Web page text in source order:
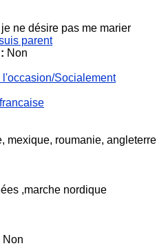
je ne désire pas me marier
parent
Non
l'occasion/Socialement
mexique, roumanie, angleterre
,marche nordique
Non